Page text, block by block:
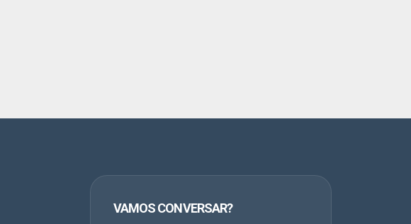
VAMOS CONVERSAR?